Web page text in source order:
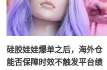
硅胶娃娃爆单之后，海外仓
能否保障时效不触发平台绩